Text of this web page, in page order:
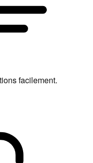
facilement.